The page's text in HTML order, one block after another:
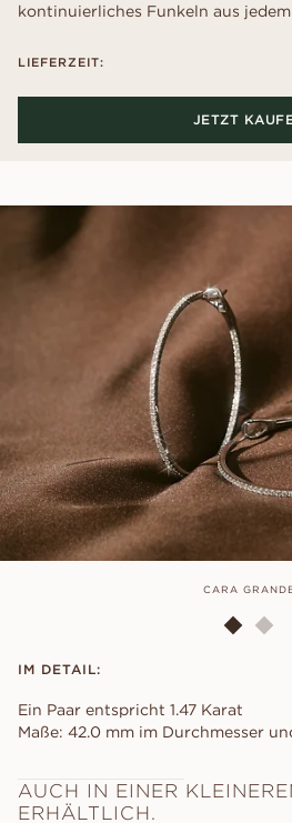
kontinuierliches Funkeln aus
LIEFERZEIT:
JETZT
CARA
IM DETAIL:
Ein Paar entspricht 1.47 Karat
Maße: 42.0 mm im Durchmesser
AUCH IN EINER
ERHÄLTLICH.